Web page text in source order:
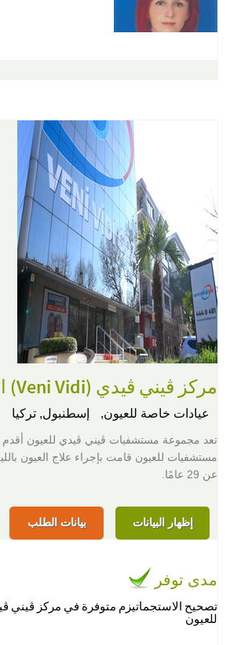
مركز ڨيني ڨيدي (Veni Vidi) الصحيّ للعيون
عيادات خاصة للعيون, إسطنبول, تركيا
تعد مجموعة مستشفيات ڨيني ڨيدي للعيون
مستشفيات للعيون قامت بإجراء علاج العيون
عن 29 عامًا.
إظهار البيانات بيانات الطلب
مدى توفر
للعيون